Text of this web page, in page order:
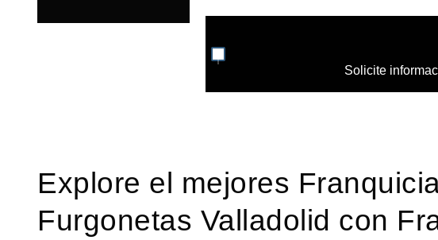
Solicite
Explore el mejores
Furgonetas Valladolid con